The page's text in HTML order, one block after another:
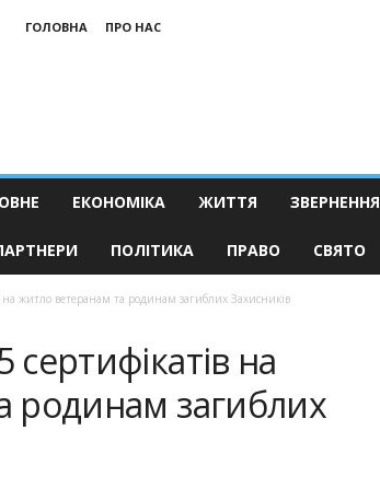
ГОЛОВНА
ПРО НАС
ЕКОНОМІКА ЖИТТЯ ЗВЕРНЕННЯ
ПОЛІТИКА ПРАВО СВЯТО
житло ветеранам та родинам загиблих Захисників
на
родинам загиблих